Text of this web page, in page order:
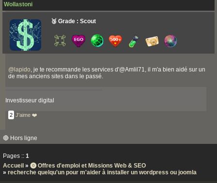
Wollastoni
🥉 Grade : Scout
@ lapido, je te recommande les services d'@Amlil71, il m'a bien aidé sur un
de mes anciens sites dans le passé.
Investisseur digital
2 J'aime ❤️
🔴 Hors ligne
Pages :: 1
Accueil » ⓿ Offres d'emploi et Missions Web & SEO
» recherche quelqu'un pour m'aider à installer un wordpress ou joomla